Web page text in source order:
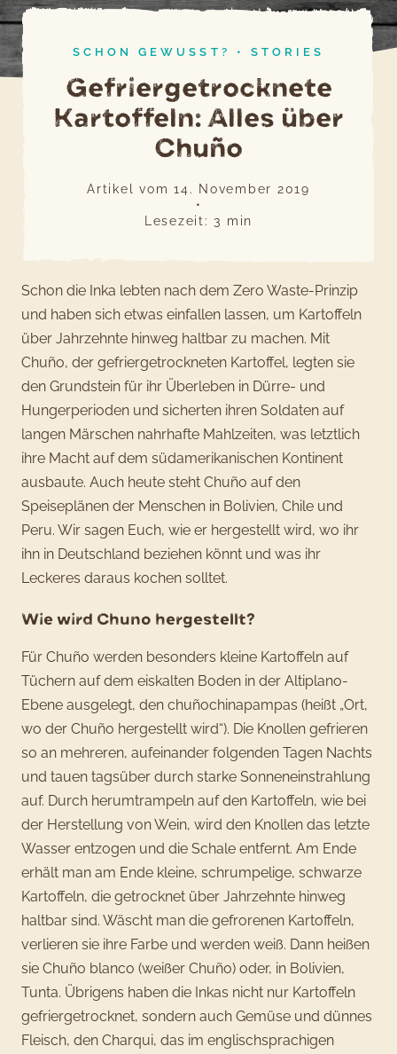
SCHON GEWUSST? • STORIES
Gefriergetrocknete
Kartoffeln: Alles über
Chuño
Artikel vom14. November 2019
•
Lesezeit: 3 min
Schon die Inka lebten nach dem Zero Waste-Prinzip
und haben sich etwas einfallen lassen, um Kartoffeln
über Jahrzehnte hinweg haltbar zu machen. Mit
Chuño, der gefriergetrockneten Kartoffel, legten sie
den Grundstein für ihr Überleben in Dürre- und
Hungerperioden und sicherten ihren Soldaten auf
langen Märschen nahrhafte Mahlzeiten, was letztlich
ihre Macht auf dem südamerikanischen Kontinent
ausbaute. Auch heute steht Chuño auf den
Speiseplänen der Menschen in Bolivien, Chile und
Peru. Wir sagen Euch, wie er hergestellt wird, wo ihr
ihn in Deutschland beziehen könnt und was ihr
Leckeres daraus kochen solltet.
Wie wird Chuno hergestellt?
Für Chuño werden besonders kleine Kartoffeln auf
Tüchern auf dem eiskalten Boden in der Altiplano-
Ebene ausgelegt, den chuñochinapampas (heißt „Ort,
wo der Chuño hergestellt wird“). Die Knollen gefrieren
so an mehreren, aufeinander folgenden Tagen Nachts
und tauen tagsüber durch starke Sonneneinstrahlung
auf. Durch herumtrampeln auf den Kartoffeln, wie bei
der Herstellung von Wein, wird den Knollen das letzte
Wasser entzogen und die Schale entfernt. Am Ende
erhält man am Ende kleine, schrumpelige, schwarze
Kartoffeln, die getrocknet über Jahrzehnte hinweg
haltbar sind. Wäscht man die gefrorenen Kartoffeln,
verlieren sie ihre Farbe und werden weiß. Dann heißen
sie Chuño blanco (weißer Chuño) oder, in Bolivien,
Tunta. Übrigens haben die Inkas nicht nur Kartoffeln
gefriergetrocknet, sondern auch Gemüse und dünnes
Fleisch, den Charqui, das im englischsprachigen